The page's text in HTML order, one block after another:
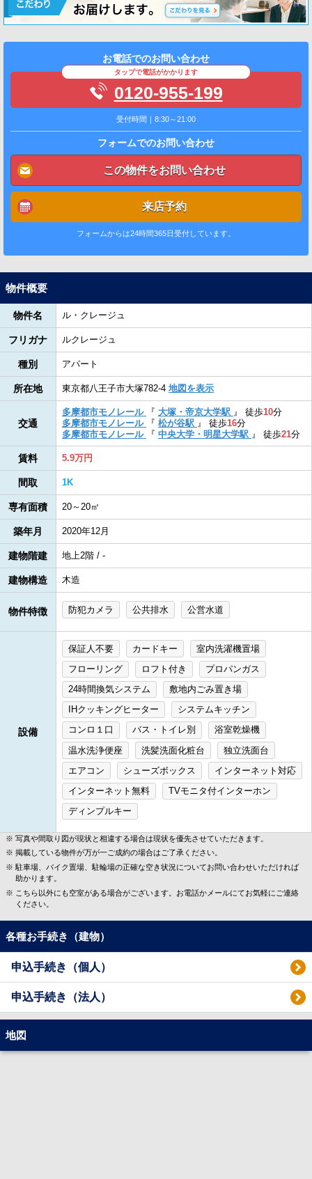
お電話でのお問い合わせ
タップで電話がかかります
0120-955-199
受付時間｜8:30～21:00
フォームでのお問い合わせ
この物件をお問い合わせ
来店予約
フォームからは24時間365日受付しています。
物件概要
物件名 ル・クレージュ
フリガナ ルクレージュ
種別 アパート
所在地 東京都八王子市大塚782-4 地図を表示
交通
多摩都市モノレール 『 大塚・帝京大学駅 』 徒歩10分
多摩都市モノレール
『 松が谷駅 』 徒歩16分
多摩都市モノレール
『 中央大学・明星大学駅 』 徒歩21分
賃料 5.9万円
間取 1K
専有面積 20～20㎡
築年月 2020年12月
建物階建 地上2階 / -
建物構造 木造
物件特徴 防犯カメラ 公共排水 公営水道
設備
保証人不要 カードキー
室内洗濯機置場
フローリング
ロフト付き
プロパンガス
24時間換気システム
敷地内ごみ置き場
IHクッキングヒーター
システムキッチン
コンロ１口
バス・トイレ別
浴室乾燥機
温水洗浄便座
洗髪洗面化粧台
独立洗面台
エアコン
シューズボックス
インターネット対応
インターネット無料
TVモニタ付インターホン
ディンプルキー
写真や間取り図が現状と相違する場合は現状を優先させていただきます。
掲載している物件が万が一ご成約の場合はご了承ください。
駐車場、バイク置場、駐輪場の正確な空き状況についてお問い合わせいただければ
助かります。
こちら以外にも空室がある場合がございます。お電話かメールにてお気軽にご連絡
ください。
各種お手続き（建物）
申込手続き（個人）
申込手続き（法人）
地図